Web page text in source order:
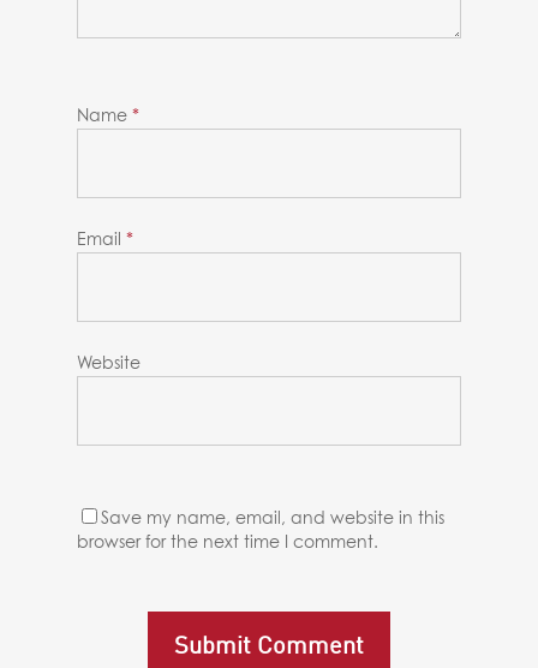
Name *
Email *
Website
Save my name, email, and website in this
browser for the next time I comment.